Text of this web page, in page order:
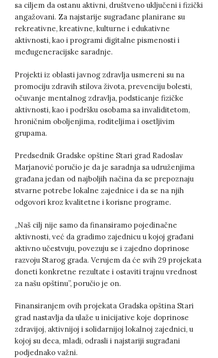
sa ciljem da ostanu aktivni, društveno uključeni i fizički
angažovani. Za najstarije sugrađane planirane su
rekreativne, kreativne, kulturne i edukativne
aktivnosti, kao i programi digitalne pismenosti i
međugeneracijske saradnje.
Projekti iz oblasti javnog zdravlja usmereni su na
promociju zdravih stilova života, prevenciju bolesti,
očuvanje mentalnog zdravlja, podsticanje fizičke
aktivnosti, kao i podršku osobama sa invaliditetom,
hroničnim oboljenjima, roditeljima i osetljivim
grupama.
Predsednik Gradske opštine Stari grad Radoslav
Marjanović poručio je da je saradnja sa udruženjima
građana jedan od najboljih načina da se prepoznaju
stvarne potrebe lokalne zajednice i da se na njih
odgovori kroz kvalitetne i korisne programe.
„Naš cilj nije samo da finansiramo pojedinačne
aktivnosti, već da gradimo zajednicu u kojoj građani
aktivno učestvuju, povezuju se i zajedno doprinose
razvoju Starog grada. Verujem da će svih 29 projekata
doneti konkretne rezultate i ostaviti trajnu vrednost
za našu opštinu”, poručio je on.
Finansiranjem ovih projekata Gradska opština Stari
grad nastavlja da ulaže u inicijative koje doprinose
zdravijoj, aktivnijoj i solidarnijoj lokalnoj zajednici, u
kojoj su deca, mladi, odrasli i najstariji sugrađani
podjednako važni.